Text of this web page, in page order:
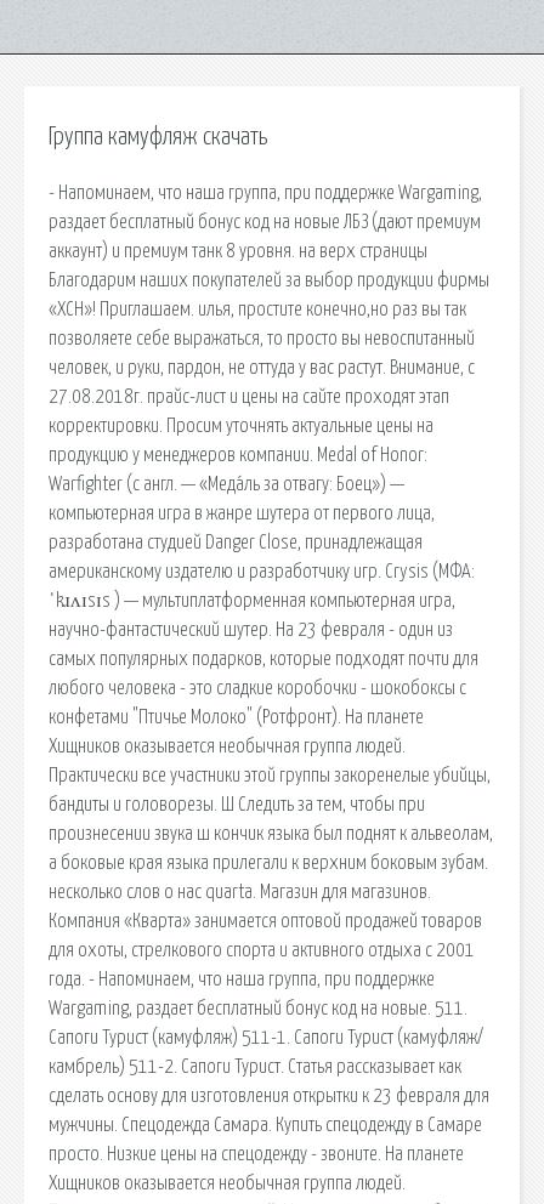
Группа камуфляж скачать
- Напоминаем, что наша группа, при поддержке Wargaming,
раздает бесплатный бонус код на новые ЛБЗ (дают премиум
аккаунт) и премиум танк 8 уровня. на верх страницы
Благодарим наших покупателей за выбор продукции фирмы
«ХСН»! Приглашаем. илья, простите конечно,но раз вы так
позволяете себе выражаться, то просто вы невоспитанный
человек, и руки, пардон, не оттуда у вас растут. Внимание, с
27.08.2018г. прайс-лист и цены на сайте проходят этап
корректировки. Просим уточнять актуальные цены на
продукцию у менеджеров компании. Medal of Honor:
Warfighter (с англ. — «Меда́ль за отвагу: Боец») —
компьютерная игра в жанре шутера от первого лица,
разработана студией Danger Close, принадлежащая
американскому издателю и разработчику игр. Crysis (МФА:
ˈkɹʌɪsɪs ) — мультиплатформенная компьютерная игра,
научно-фантастический шутер. На 23 февраля - один из
самых популярных подарков, которые подходят почти для
любого человека - это сладкие коробочки - шокобоксы с
конфетами "Птичье Молоко" (Ротфронт). На планете
Хищников оказывается необычная группа людей.
Практически все участники этой группы закоренелые убийцы,
бандиты и головорезы. Ш Следить за тем, чтобы при
произнесении звука ш кончик языка был поднят к альвеолам,
а боковые края языка прилегали к верхним боковым зубам.
несколько слов о нас quarta. Магазин для магазинов.
Компания «Кварта» занимается оптовой продажей товаров
для охоты, стрелкового спорта и активного отдыха с 2001
года. - Напоминаем, что наша группа, при поддержке
Wargaming, раздает бесплатный бонус код на новые. 511.
Сапоги Турист (камуфляж) 511-1. Сапоги Турист (камуфляж/
камбрель) 511-2. Сапоги Турист. Статья рассказывает как
сделать основу для изготовления открытки к 23 февраля для
мужчины. Спецодежда Самара. Купить спецодежду в Самаре
просто. Низкие цены на спецодежду - звоните. На планете
Хищников оказывается необычная группа людей.